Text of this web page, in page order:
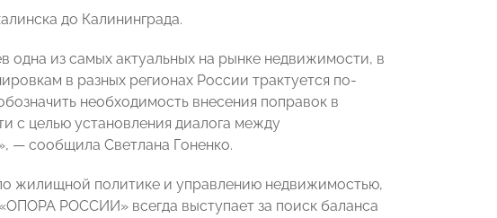
до Калининграда.
одна из самых актуальных на рынке недвижимости, в
в разных регионах России трактуется по-
необходимость внесения поправок в
с целью установления диалога между
— сообщила Светлана Гоненко.
жилищной политике и управлению недвижимостью,
РОССИИ» всегда выступает за поиск баланса